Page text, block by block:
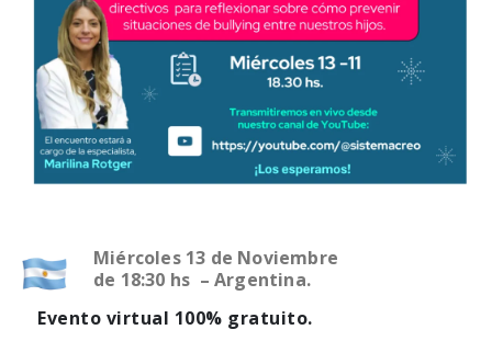
Miércoles 13 de Noviembre
de 18:30 hs – Argentina.
Evento virtual 100% gratuito.